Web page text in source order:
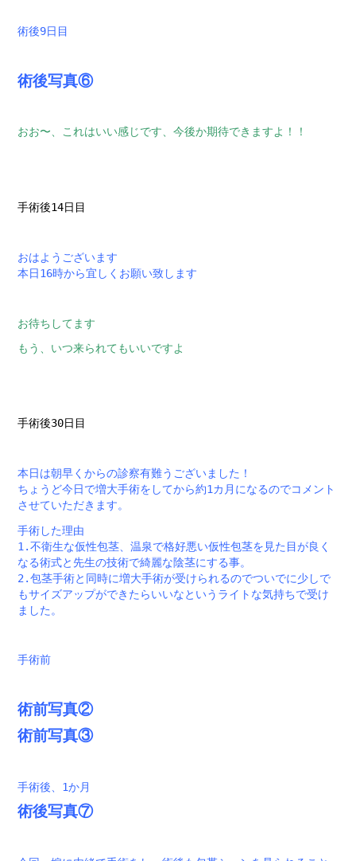
術後9日目
術後写真⑥
おお〜、これはいい感じです、今後か期待できますよ！！
手術後14日目
おはようございます
本日16時から宜しくお願い致します
お待ちしてます
もう、いつ来られてもいいですよ
手術後30日目
本日は朝早くからの診察有難うございました！
ちょうど今日で増大手術をしてから約1カ月になるのでコメント
させていただきます。
手術した理由
1.不衛生な仮性包茎、温泉で格好悪い仮性包茎を見た目が良く
なる術式と先生の技術で綺麗な陰茎にする事。
2.包茎手術と同時に増大手術が受けられるのでついでに少しで
もサイズアップができたらいいなというライトな気持ちで受け
ました。
手術前
術前写真②
術前写真③
手術後、1か月
術後写真⑦